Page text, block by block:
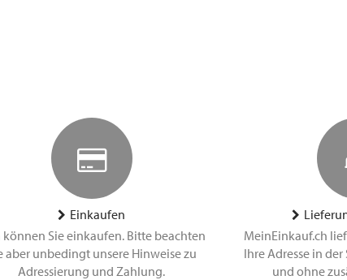
Einkaufen
können Sie einkaufen. Bitte beachten
aber unbedingt unsere Hinweise zu
Adressierung und Zahlung.
MeinEinkauf.ch
Ihre Adresse in
und ohne